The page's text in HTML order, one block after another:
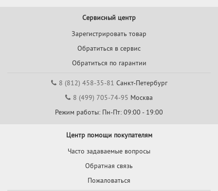
Сервисный центр
Зарегистрировать товар
Обратиться в сервис
Обратиться по гарантии
8 (812) 458-35-81 Санкт-Петербург
8 (499) 705-74-95 Москва
Режим работы: Пн-Пт: 09:00 - 19:00
Центр помощи покупателям
Часто задаваемые вопросы
Обратная связь
Пожаловаться